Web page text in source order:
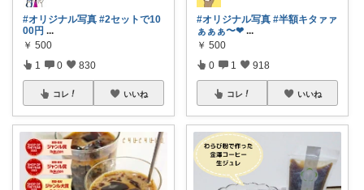
#オリジナル写真 #2セットで10
00円 ...
￥ 500
1 0 830
コレ いいね
#オリジナル写真 #半額キタァァ
ぁぁぁ〜❤ ...
￥ 500
0 1 918
コレ いいね